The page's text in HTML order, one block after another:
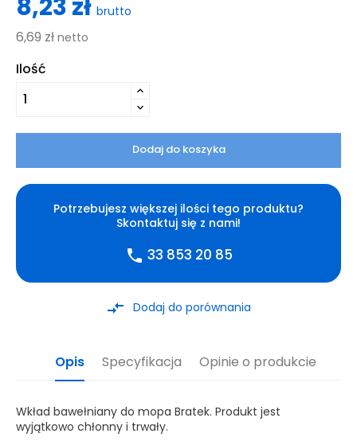
8,23 zł brutto
6,69 zł netto
Ilość
Dodaj do koszyka
Potrzebujesz większej ilości tego produktu?
Skontaktuj się z nami!
phone 33 853 20 85
compare_arrows Dodaj do porównania
Opis Specyfikacja Opinie o produkcie
Wkład bawełniany do mopa Bratek. Produkt jest
wyjątkowo chłonny i trwały.